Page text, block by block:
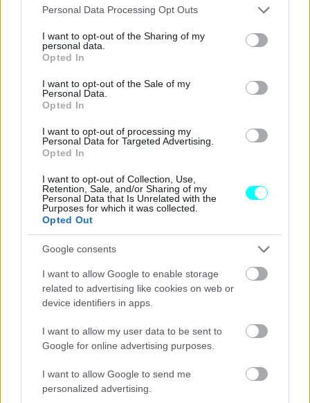
Please note that this website/app uses one or more Google
not limited to your visit or usage behaviour. You may click to
grant or deny consent to Google and its third-party tags to
use your data for below specified purposes in below Google
consent section.
Personal Data Processing Opt Outs
I want to opt-out of the Sharing of my
personal data.
Opted In
I want to opt-out of the Sale of my
Personal Data.
Opted In
I want to opt-out of processing my
Personal Data for Targeted Advertising.
Opted In
I want to opt-out of Collection, Use,
Retention, Sale, and/or Sharing of my
Personal Data that Is Unrelated with the
Purposes for which it was collected.
Opted Out
Google consents
I want to allow Google to enable storage
related to advertising like cookies on web or
device identifiers in apps.
I want to allow my user data to be sent to
Google for online advertising purposes.
I want to allow Google to send me
personalized advertising.
Το υβριδικό σύστημα πλαισιώνεται από δύο
1,4 kWh,με την κίνηση να περνά στους εμπρός τροχούς
μέσω αυτόματου κιβωτίου, η λειτουργία του οποίου
βασίζεται σε τεχνολογία εμπνευσμένη από τη Formula 1.
Για πρώτη φορά θα συνδυάζεται αποκλειστικά με
άνω των 1.400 χιλιομέτρων με ένα πλήρες γέμισμα.
Ως προς την εμφάνιση του τώρα, το Renault Clio
παρουσιάζεται πλήρως ανανεωμένο σε κάθε επίπεδο, τόσο
ξεκάθαρο τρόπο τη σύγχρονη σχεδιαστική
ταυτότητα της μάρκας.
Οι αιχμηρές γραμμές, οι έντονες επιφάνειες και οι
δυναμισμό αλλά και κομψότητα,που ξεχωρίζει άμεσα
στον δρόμο.Κεντρικό ρόλο στο εμπρός μέρος έχει η νέα